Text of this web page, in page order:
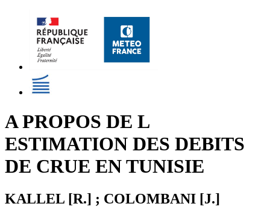
A PROPOS DE L
ESTIMATION DES DEBITS
DE CRUE EN TUNISIE
KALLEL [R.] ; COLOMBANI [J.]